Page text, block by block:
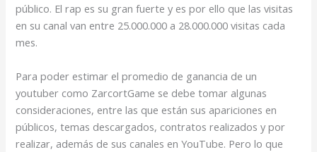
público. El rap es su gran fuerte y es por ello que las visitas
en su canal van entre 25.000.000 a 28.000.000 visitas cada
mes.
Para poder estimar el promedio de ganancia de un
youtuber como ZarcortGame se debe tomar algunas
consideraciones, entre las que están sus apariciones en
públicos, temas descargados, contratos realizados y por
realizar, además de sus canales en YouTube. Pero lo que